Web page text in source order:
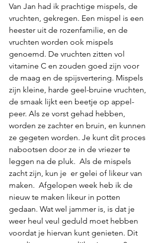
Van Jan had ik prachtige mispels, de
vruchten, gekregen. Een mispel is een
heester uit de rozenfamilie, en de
vruchten worden ook mispels
genoemd. De vruchten zitten vol
vitamine C en zouden goed zijn voor
de maag en de spijsvertering. Mispels
zijn kleine, harde geel-bruine vruchten,
de smaak lijkt een beetje op appel-
peer. Als ze vorst gehad hebben,
worden ze zachter en bruin, en kunnen
ze gegeten worden. Je kunt dit proces
nabootsen door ze in de vriezer te
leggen na de pluk.  Als de mispels
zacht zijn, kun je  er gelei of likeur van
maken.  Afgelopen week heb ik de
nieuw te maken likeur in potten
gedaan. Wat wel jammer is, is dat je
weer heul veul geduld moet hebben
voordat je hiervan kunt genieten. Dit